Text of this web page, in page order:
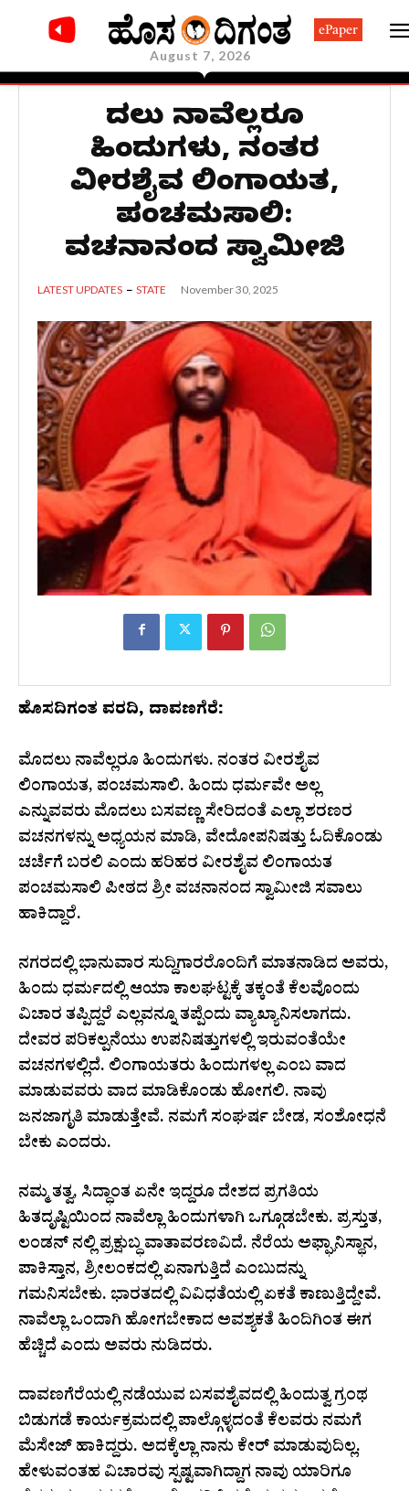
August 7, 2026
ePaper
ಮೊದಲು ನಾವೆಲ್ಲರೂ
ಹಿಂದುಗಳು, ನಂತರ
ವೀರಶೈವ ಲಿಂಗಾಯತ,
ಪಂಚಮಸಾಲಿ:
ವಚನಾನಂದ ಸ್ವಾಮೀಜಿ
LATEST UPDATES STATE November 30, 2025
ಹೊಸದಿಗಂತ ವರದಿ, ದಾವಣಗೆರೆ:
ಮೊದಲು ನಾವೆಲ್ಲರೂ ಹಿಂದುಗಳು. ನಂತರ ವೀರಶೈವ
ಲಿಂಗಾಯತ, ಪಂಚಮಸಾಲಿ. ಹಿಂದು ಧರ್ಮವೇ ಅಲ್ಲ
ಎನ್ನುವವರು ಮೊದಲು ಬಸವಣ್ಣ ಸೇರಿದಂತೆ ಎಲ್ಲಾ ಶರಣರ
ವಚನಗಳನ್ನು ಅಧ್ಯಯನ ಮಾಡಿ, ವೇದೋಪನಿಷತ್ತು ಓದಿಕೊಂಡು
ಚರ್ಚೆಗೆ ಬರಲಿ ಎಂದು ಹರಿಹರ ವೀರಶೈವ ಲಿಂಗಾಯತ
ಪಂಚಮಸಾಲಿ ಪೀಠದ ಶ್ರೀ ವಚನಾನಂದ ಸ್ವಾಮೀಜಿ ಸವಾಲು
ಹಾಕಿದ್ದಾರೆ.
ನಗರದಲ್ಲಿ ಭಾನುವಾರ ಸುದ್ದಿಗಾರರೊಂದಿಗೆ ಮಾತನಾಡಿದ ಅವರು,
ಹಿಂದು ಧರ್ಮದಲ್ಲಿ ಆಯಾ ಕಾಲಘಟ್ಟಕ್ಕೆ ತಕ್ಕಂತೆ ಕೆಲವೊಂದು
ವಿಚಾರ ತಪ್ಪಿದ್ದರೆ ಎಲ್ಲವನ್ನೂ ತಪ್ಪೆಂದು ವ್ಯಾಖ್ಯಾನಿಸಲಾಗದು.
ದೇವರ ಪರಿಕಲ್ಪನೆಯು ಉಪನಿಷತ್ತುಗಳಲ್ಲಿ ಇರುವಂತೆಯೇ
ವಚನಗಳಲ್ಲಿದೆ. ಲಿಂಗಾಯತರು ಹಿಂದುಗಳಲ್ಲ ಎಂಬ ವಾದ
ಮಾಡುವವರು ವಾದ ಮಾಡಿಕೊಂಡು ಹೋಗಲಿ. ನಾವು
ಜನಜಾಗೃತಿ ಮಾಡುತ್ತೇವೆ. ನಮಗೆ ಸಂಘರ್ಷ ಬೇಡ, ಸಂಶೋಧನೆ
ಬೇಕು ಎಂದರು.
ನಮ್ಮ ತತ್ವ, ಸಿದ್ಧಾಂತ ಏನೇ ಇದ್ದರೂ ದೇಶದ ಪ್ರಗತಿಯ
ಹಿತದೃಷ್ಟಿಯಿಂದ ನಾವೆಲ್ಲಾ ಹಿಂದುಗಳಾಗಿ ಒಗ್ಗೂಡಬೇಕು. ಪ್ರಸ್ತುತ,
ಲಂಡನ್ ನಲ್ಲಿ ಪ್ರಕ್ಷುಬ್ಧ ವಾತಾವರಣವಿದೆ. ನೆರೆಯ ಅಫ್ಘಾನಿಸ್ಥಾನ,
ಪಾಕಿಸ್ತಾನ, ಶ್ರೀಲಂಕದಲ್ಲಿ ಏನಾಗುತ್ತಿದೆ ಎಂಬುದನ್ನು
ಗಮನಿಸಬೇಕು. ಭಾರತದಲ್ಲಿ ವಿವಿಧತೆಯಲ್ಲಿ ಏಕತೆ ಕಾಣುತ್ತಿದ್ದೇವೆ.
ನಾವೆಲ್ಲಾ ಒಂದಾಗಿ ಹೋಗಬೇಕಾದ ಅವಶ್ಯಕತೆ ಹಿಂದಿಗಿಂತ ಈಗ
ಹೆಚ್ಚಿದೆ ಎಂದು ಅವರು ನುಡಿದರು.
ದಾವಣಗೆರೆಯಲ್ಲಿ ನಡೆಯುವ ಬಸವಶೈವದಲ್ಲಿ ಹಿಂದುತ್ವ ಗ್ರಂಥ
ಬಿಡುಗಡೆ ಕಾರ್ಯಕ್ರಮದಲ್ಲಿ ಪಾಲ್ಗೊಳ್ಳದಂತೆ ಕೆಲವರು ನಮಗೆ
ಮೆಸೇಜ್ ಹಾಕಿದ್ದರು. ಅದಕ್ಕೆಲ್ಲಾ ನಾನು ಕೇರ್ ಮಾಡುವುದಿಲ್ಲ.
ಹೇಳುವಂತಹ ವಿಚಾರವು ಸ್ಪಷ್ಟವಾಗಿದ್ದಾಗ ನಾವು ಯಾರಿಗೂ